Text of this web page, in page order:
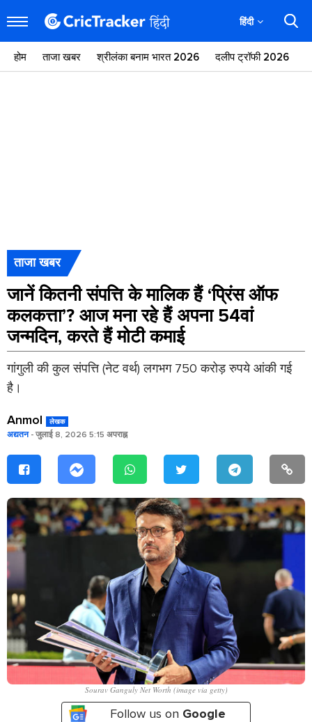
हिंदी
होम ताजा खबर श्रीलंका बनाम भारत 2026 दलीप ट्रॉफी 2026
ताजा खबर
जानें कितनी संपत्ति के मालिक हैं ‘प्रिंस ऑफ
कलकत्ता’? आज मना रहे हैं अपना 54वां
जन्मदिन, करते हैं मोटी कमाई
गांगुली की कुल संपत्ति (नेट वर्थ) लगभग 750 करोड़ रुपये आंकी गई
है।
Anmol लेखक
अद्यतन- जुलाई 8, 2026 5:15 अपराह्न
Sourav Ganguly Net Worth (image via getty)
Follow us on Google